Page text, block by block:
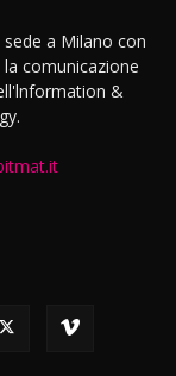
a Milano con
comunicazione
&